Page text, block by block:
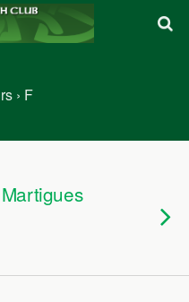
› F